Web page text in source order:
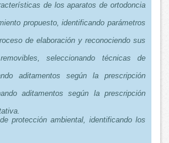
de los aparatos de ortodoncia
propuesto, identificando parámetros
de elaboración y reconociendo sus
seleccionando técnicas de
aditamentos según la prescripción
aditamentos según la prescripción
protección ambiental, identificando los